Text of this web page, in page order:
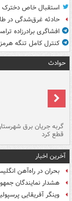
استقبال خاص دخترک
حادثه غرق‌شدگی در طاقانک ۲
افشاگری برادرزاده
کنترل کامل تنگه
حوادث
گربه جریان برق
قطع کرد
آخرین اخبار
بحران در راه‌آهن
هشدار نمایندگان
وینگر آفریقایی